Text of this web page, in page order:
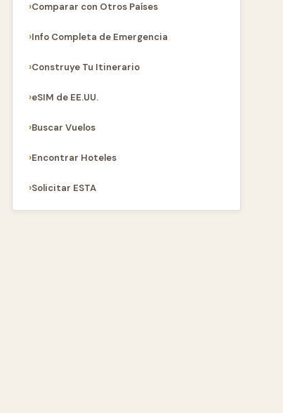
Comparar con Otros Países
Info Completa de Emergencia
Construye Tu Itinerario
eSIM de EE.UU.
Buscar Vuelos
Encontrar Hoteles
Solicitar ESTA